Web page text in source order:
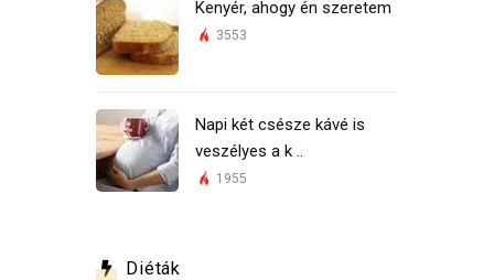
Kenyér, ahogy én szeretem
3553
Napi két csésze kávé is
veszélyes a k ..
1955
Diéták